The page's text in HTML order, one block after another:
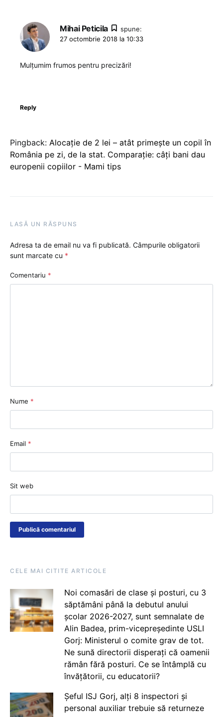
Mihai Peticila
spune:
27 octombrie 2018 la 10:33
Mulțumim frumos pentru precizări!
Reply
Pingback: Alocație de 2 lei – atât primește un copil în
România pe zi, de la stat. Comparație: câți bani dau
europenii copiilor - Mami tips
LASĂ UN RĂSPUNS
Adresa ta de email nu va fi publicată. Câmpurile obligatorii
sunt marcate cu *
Comentariu *
Nume *
Email *
Sit web
CELE MAI CITITE ARTICOLE
Noi comasări de clase și posturi, cu 3
săptămâni până la debutul anului
școlar 2026-2027, sunt semnalate de
Alin Badea, prim-vicepreședinte USLI
Gorj: Ministerul o comite grav de tot.
Ne sună directorii disperați că oamenii
rămân fără posturi. Ce se întâmplă cu
învățătorii, cu educatorii?
Șeful ISJ Gorj, alți 8 inspectori și
personal auxiliar trebuie să returneze